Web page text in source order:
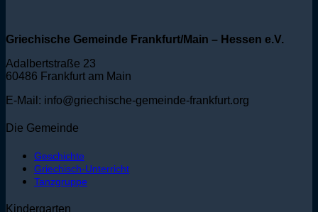
Griechische Gemeinde Frankfurt/Main – Hessen e.V.
Adalbertstraße 23
60486 Frankfurt am Main
E-Mail: info@griechische-gemeinde-frankfurt.org
Die Gemeinde
Geschichte
Griechisch-Unterricht
Tanzgruppe
Kindergarten